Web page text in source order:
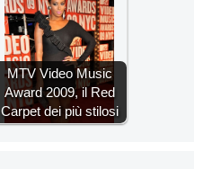
MTV Video Music
Award 2009, il Red
Carpet dei più stilosi